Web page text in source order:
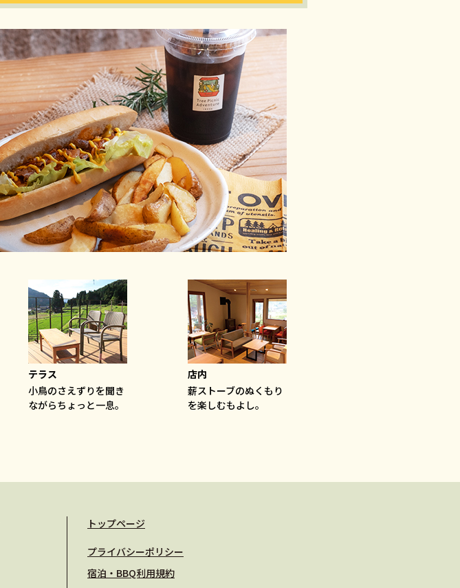
テラス
小鳥のさえずりを聞き
ながらちょっと一息。
店内
薪ストーブのぬくもり
を楽しむもよし。
トップページ
プライバシーポリシー
宿泊・BBQ利用規約